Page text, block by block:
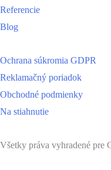
Referencie
Blog
Ochrana súkromia GDPR
Reklamačný poriadok
Obchodné podmienky
Na stiahnutie
Všetky práva vyhradené